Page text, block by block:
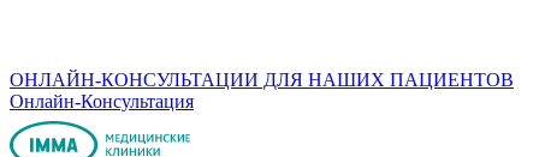
ОНЛАЙН-КОНСУЛЬТАЦИИ ДЛЯ НАШИХ ПАЦИЕНТОВ
Онлайн-Консультация